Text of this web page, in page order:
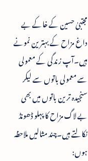
مجتبیٰ حسین کے خاکے بے
داغ مزاح کے بہترین نمونے
ہیں۔آپ زندگی کے معمولی
سے معمولی باتوں سے لیکر
سنجیدہ ترین باتوں میں بھی
بے لاگ مزاح کا پہلو ڈھونڈ
نکالتے ہیں۔چند مثالیں ملاحظہ
ہوں: